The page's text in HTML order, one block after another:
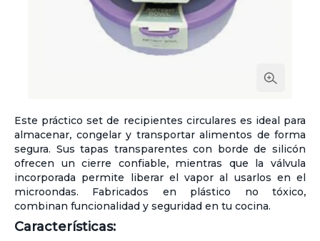
Este práctico set de recipientes circulares es ideal para
almacenar, congelar y transportar alimentos de forma
segura. Sus tapas transparentes con borde de silicón
ofrecen un cierre confiable, mientras que la válvula
incorporada permite liberar el vapor al usarlos en el
microondas. Fabricados en plástico no tóxico,
combinan funcionalidad y seguridad en tu cocina.
Características: